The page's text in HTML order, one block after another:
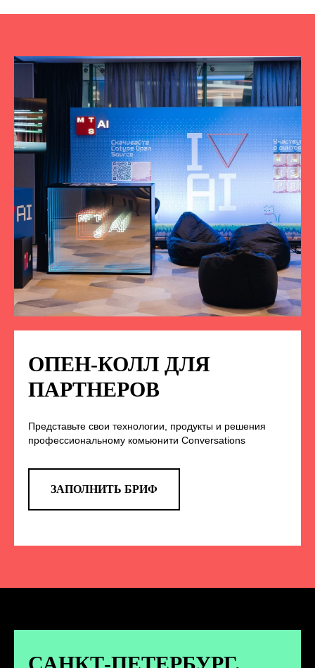
ОПЕН-КОЛЛ ДЛЯ
ПАРТНЕРОВ
Представьте свои технологии, продукты и решения
профессиональному комьюнити Conversations
ЗАПОЛНИТЬ БРИФ
НА НАС В СОЦСЕТЯХ
TELEGRAM
анонс новых спикеров и другие
новости конференции